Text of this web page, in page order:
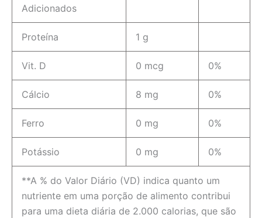
Adicionados
Proteína 1 g
Vit. D 0 mcg 0%
Cálcio 8 mg 0%
Ferro 0 mg 0%
Potássio 0 mg 0%
**A % do Valor Diário (VD) indica quanto um
nutriente em uma porção de alimento contribui
para uma dieta diária de 2.000 calorias, que são